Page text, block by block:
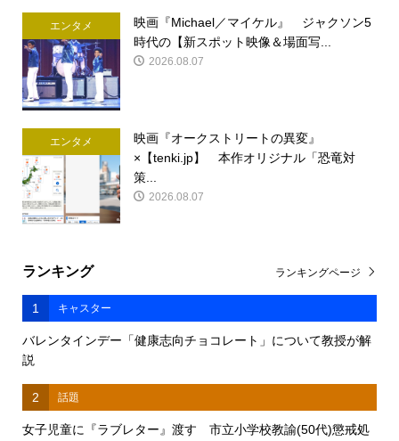
エンタメ
映画『Michael／マイケル』 ジャクソン5
時代の【新スポット映像＆場面写...
2026.08.07
エンタメ
映画『オークストリートの異変』
×【tenki.jp】 本作オリジナル「恐竜対
策...
2026.08.07
ランキング
1 キャスター
バレンタインデー「健康志向チョコレート」について教授が解
説
2 話題
女子児童に『ラブレター』渡す 市立小学校教諭(50代)懲戒処
ランキングページ